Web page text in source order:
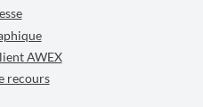
AWEX
recours